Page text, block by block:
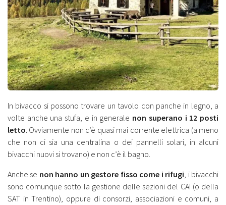
In bivacco si possono trovare un tavolo con panche in legno, a
volte anche una stufa, e in generale non superano i 12 posti
letto. Ovviamente non c’è quasi mai corrente elettrica (a meno
che non ci sia una centralina o dei pannelli solari, in alcuni
bivacchi nuovi si trovano) e non c’è il bagno.
Anche se non hanno un gestore fisso come i rifugi, i bivacchi
sono comunque sotto la gestione delle sezioni del CAI (o della
SAT in Trentino), oppure di consorzi, associazioni e comuni, a